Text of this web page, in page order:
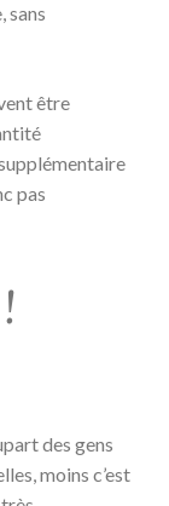
sans
être
pas
des gens
moins c’est